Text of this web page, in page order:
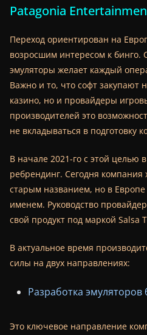
Patagonia
Переход ориентирован на
возросшим интересом к бинго.
эмуляторы желает каждый
Важно и то, что софт закупают
казино, но и провайдеры
производителей это
не вкладываться в подготовку
В начале 2021-го с этой целью
ребрендинг. Сегодня компания
старым названием, но в
именем. Руководство
свой продукт под маркой Salsa
В актуальное время
силы на двух направлениях:
Разработка эмуляторов
Это ключевое направление